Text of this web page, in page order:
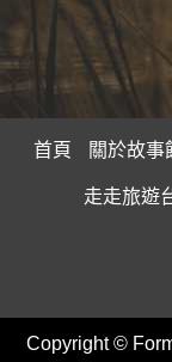
首頁 關於故事
走走旅遊
Copyright ©